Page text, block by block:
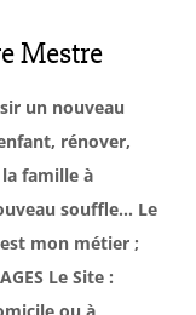
Mestre
un nouveau
rénover,
famille à
souffle… Le
mon métier ;
Le Site :